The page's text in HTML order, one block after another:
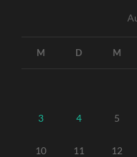
M D M
3 4 5
10 11 12